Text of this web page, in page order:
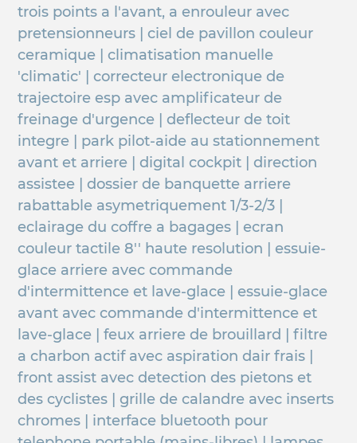
trois points a l'avant, a enrouleur avec
pretensionneurs | ciel de pavillon couleur
ceramique | climatisation manuelle
'climatic' | correcteur electronique de
trajectoire esp avec amplificateur de
freinage d'urgence | deflecteur de toit
integre | park pilot-aide au stationnement
avant et arriere | digital cockpit | direction
assistee | dossier de banquette arriere
rabattable asymetriquement 1/3-2/3 |
eclairage du coffre a bagages | ecran
couleur tactile 8'' haute resolution | essuie-
glace arriere avec commande
d'intermittence et lave-glace | essuie-glace
avant avec commande d'intermittence et
lave-glace | feux arriere de brouillard | filtre
a charbon actif avec aspiration dair frais |
front assist avec detection des pietons et
des cyclistes | grille de calandre avec inserts
chromes | interface bluetooth pour